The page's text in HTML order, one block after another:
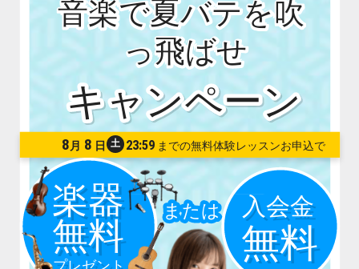
音楽で夏バテを吹
っ飛ばせ
8 月 8 日 土23:59